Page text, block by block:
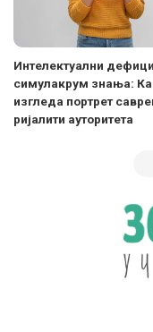
Интелектуални
симулакрум знања:
изгледа портрет
ријалити ауторитета